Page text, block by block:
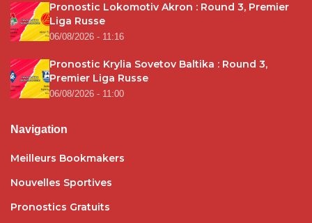
Pronostic Lokomotiv Akron : Round 3, Premier
Liga Russe
06/08/2026 - 11:16
Pronostic Krylia Sovetov Baltika : Round 3,
Premier Liga Russe
06/08/2026 - 11:00
Navigation
Meilleurs Bookmakers
Nouvelles Sportives
Pronostics Gratuits